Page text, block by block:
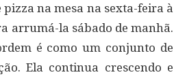
na mesa na sexta-feira à
arrumá-la sábado de manhã.
é como um conjunto de
Ela continua crescendo e